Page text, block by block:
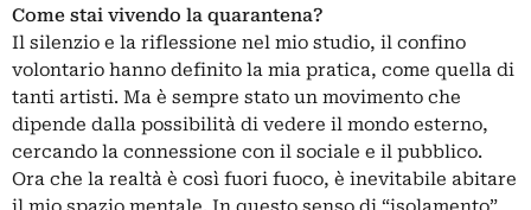
Come stai vivendo la quarantena?
Il silenzio e la riflessione nel mio studio, il confino
volontario hanno definito la mia pratica, come quella di
tanti artisti. Ma è sempre stato un movimento che
dipende dalla possibilità di vedere il mondo esterno,
cercando la connessione con il sociale e il pubblico.
Ora che la realtà è così fuori fuoco, è inevitabile abitare